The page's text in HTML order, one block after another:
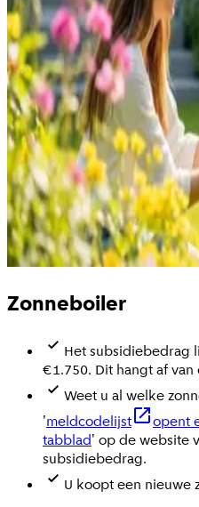
Zonneboiler
Het subsidiebedrag
€1.750. Dit hangt af
Weet u al welke
'meldcodelijst
opent
tabblad' op de website
subsidiebedrag.
U koopt een nieuwe